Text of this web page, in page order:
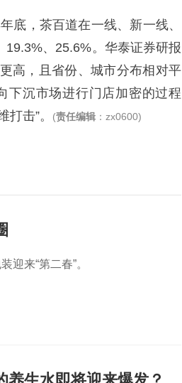
底，茶百道在一线、新一线、
、25.6%。华泰证券研报
高，且省份、城市分布相对平
下沉市场进行门店加密的过程
击”。
(责任编辑 ：zx0600)
迎来“第二春”。